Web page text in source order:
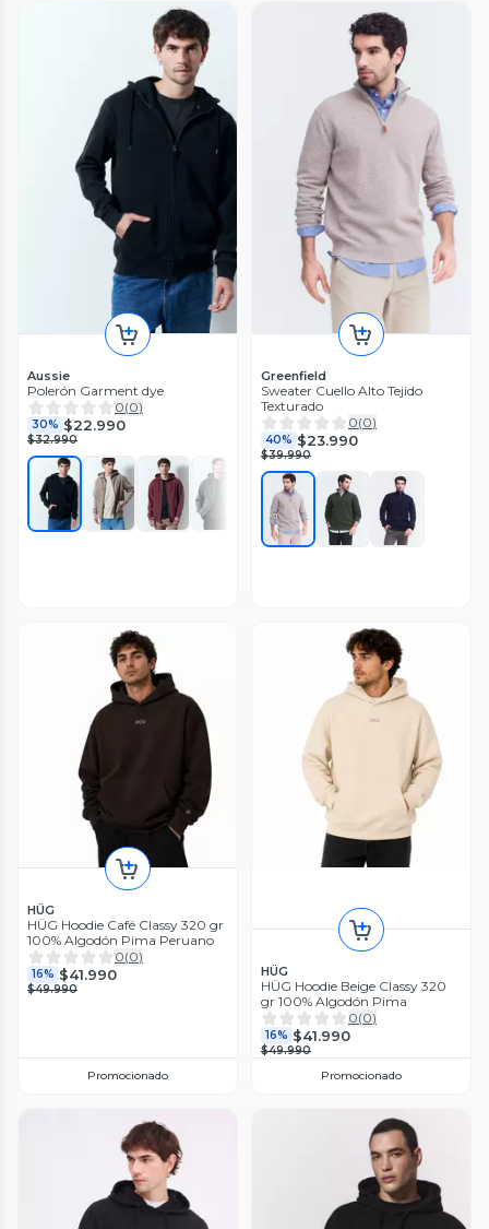
Aussie
Polerón Garment dye
0(0)
30% $22.990
$32.990
Greenfield
Sweater Cuello Alto Tejido
Texturado
0(0)
40% $23.990
$39.990
HÜG
HÜG Hoodie Café Classy 320 gr
100% Algodón Pima Peruano
0(0)
16% $41.990
$49.990
Promocionado
HÜG
HÜG Hoodie Beige Classy 320
gr 100% Algodón Pima
0(0)
16% $41.990
$49.990
Promocionado